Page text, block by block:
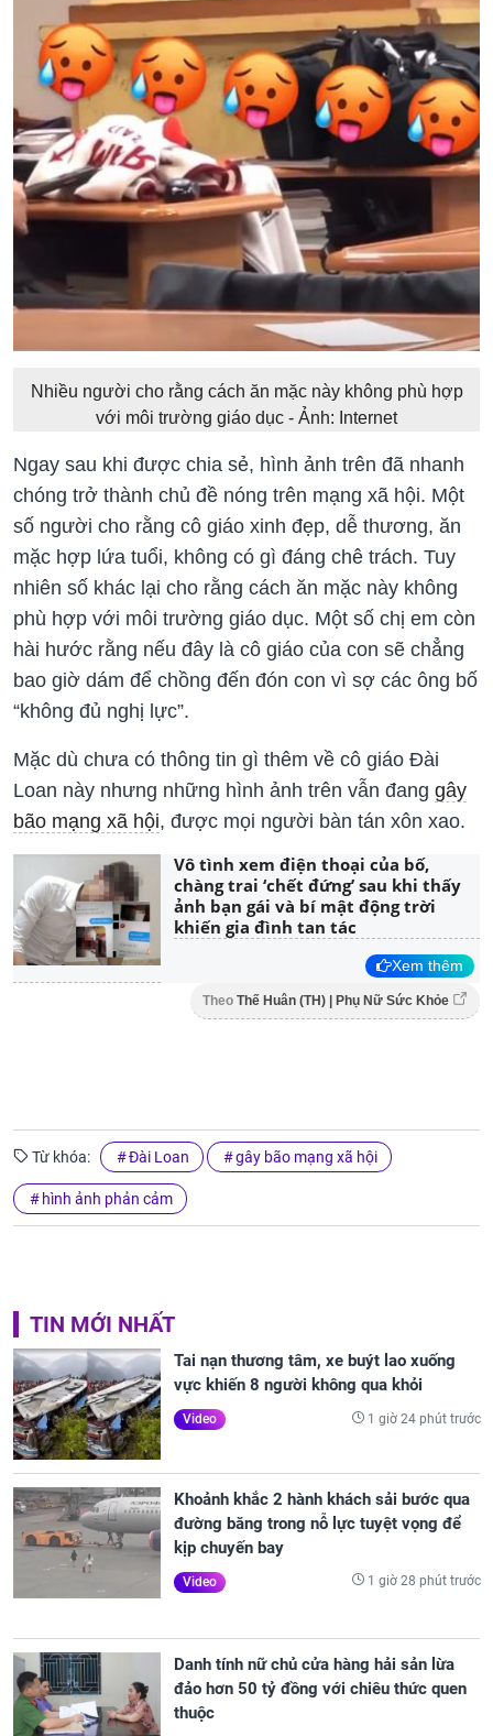
Nhiều người cho rằng cách ăn mặc này không phù hợp
với môi trường giáo dục - Ảnh: Internet
Ngay sau khi được chia sẻ, hình ảnh trên đã nhanh
chóng trở thành chủ đề nóng trên mạng xã hội. Một
số người cho rằng cô giáo xinh đẹp, dễ thương, ăn
mặc hợp lứa tuổi, không có gì đáng chê trách. Tuy
nhiên số khác lại cho rằng cách ăn mặc này không
phù hợp với môi trường giáo dục. Một số chị em còn
hài hước rằng nếu đây là cô giáo của con sẽ chẳng
bao giờ dám để chồng đến đón con vì sợ các ông bố
“không đủ nghị lực”.
Mặc dù chưa có thông tin gì thêm về cô giáo Đài
Loan này nhưng những hình ảnh trên vẫn đang gây
bão mạng xã hội, được mọi người bàn tán xôn xao.
Vô tình xem điện thoại của bố,
chàng trai ‘chết đứng’ sau khi thấy
ảnh bạn gái và bí mật động trời
khiến gia đình tan tác
Xem thêm
Theo Thế Huân (TH) | Phụ Nữ Sức Khỏe
Từ khóa: Đài Loan gây bão mạng xã hội
hình ảnh phản cảm
TIN MỚI NHẤT
Tai nạn thương tâm, xe buýt lao xuống
vực khiến 8 người không qua khỏi
Video 1 giờ 24 phút trước
Khoảnh khắc 2 hành khách sải bước qua
đường băng trong nỗ lực tuyệt vọng để
kịp chuyến bay
Video 1 giờ 28 phút trước
Danh tính nữ chủ cửa hàng hải sản lừa
đảo hơn 50 tỷ đồng với chiêu thức quen
thuộc